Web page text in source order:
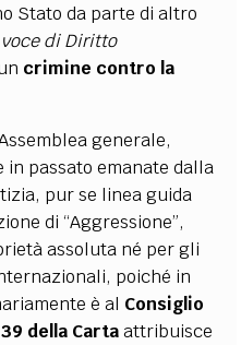
Stato da parte di altro
voce di Diritto
crimine contro la
generale,
passato emanate dalla
pur se linea guida
di “Aggressione”,
assoluta né per gli
poiché in
è al Consiglio
della Cartaattribuisce